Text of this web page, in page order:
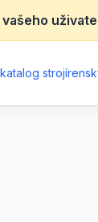
katalog